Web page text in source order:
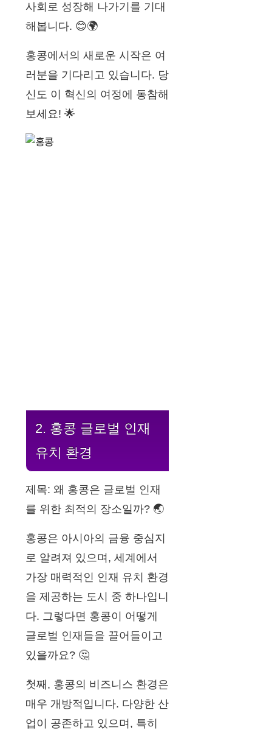
사회로 성장해 나가기를 기대
해봅니다. 😊🌍
홍콩에서의 새로운 시작은 여
러분을 기다리고 있습니다. 당
신도 이 혁신의 여정에 동참해
보세요! 🌟
2. 홍콩 글로벌 인재
유치 환경
제목: 왜 홍콩은 글로벌 인재
를 위한 최적의 장소일까? 🌏
홍콩은 아시아의 금융 중심지
로 알려져 있으며, 세계에서
가장 매력적인 인재 유치 환경
을 제공하는 도시 중 하나입니
다. 그렇다면 홍콩이 어떻게
글로벌 인재들을 끌어들이고
있을까요? 🤔
첫째, 홍콩의 비즈니스 환경은
매우 개방적입니다. 다양한 산
업이 공존하고 있으며, 특히